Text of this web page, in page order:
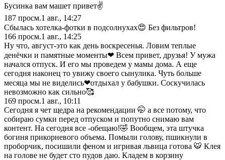
Бусинка вам машет привет✌
187 просм.1 авг., 14:27
Сбылась хотелка-фотки в подсолнухах😍 Без фильтров!
166 просм.1 авг., 14:25
Ну что, август-это как день воскресенья. Ловим теплые
денёчки и памятные моменты❤ Всем привет, друзья! У мужа
начался отпуск. И его мы проведем у мамы дома. А еще
сегодня наконец то увижу своего сынулика. Чуть больше
месяца мы не виделись❤отдыхал у бабушки. Соскучилась
невозможно как сильно🥰
169 просм.1 авг., 10:11
Сегодня я чет щедра на рекомендации 🤭 а все потому, что
собираю сумки перед отпуском и попутно снимаю вам
контент. На сегодня все -обещаю!🤣 Вообщем, эта штучка
богиня прикорневого объема. Помыли голову, пшикнули в
проборчик, посишили феном и игривая львица готова 🐯 Клея
на голове не будет сто пудов даю. Кладем в корзину